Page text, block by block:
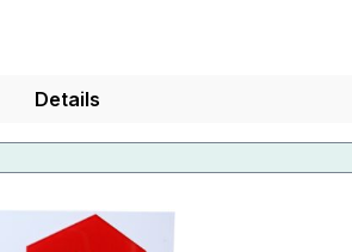
Details